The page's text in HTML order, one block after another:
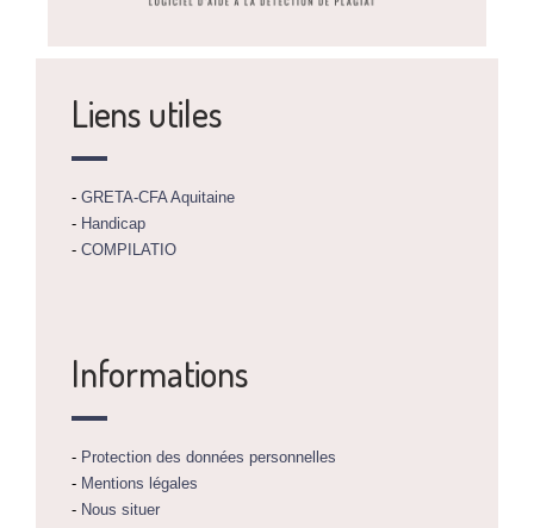
Liens utiles
- GRETA-CFA Aquitaine
- Handicap
- COMPILATIO
Informations
- Protection des données personnelles
- Mentions légales
- Nous situer